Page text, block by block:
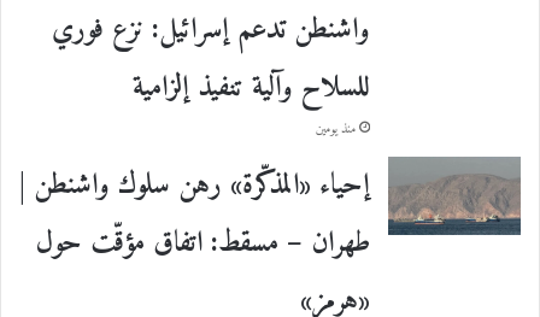
واشنطن تدعم إسرائيل: نزع فوري
للسلاح وآلية تنفيذ إلزامية
منذ يومين
إحياء «المذكّرة» رهن سلوك واشنطن |
طهران – مسقط: اتفاق مؤقّت حول
«هرمز»